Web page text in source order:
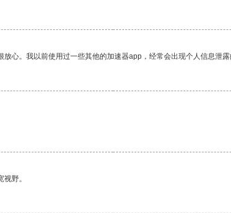
心。我以前使用过一些其他的加速器app，经常会出现个人信息泄露
野。